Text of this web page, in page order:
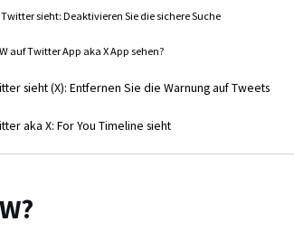
sieht: Deaktivieren Sie die sichere Suche
auf Twitter App aka X App sehen?
sieht (X): Entfernen Sie die Warnung auf Tweets
aka X: For You Timeline sieht